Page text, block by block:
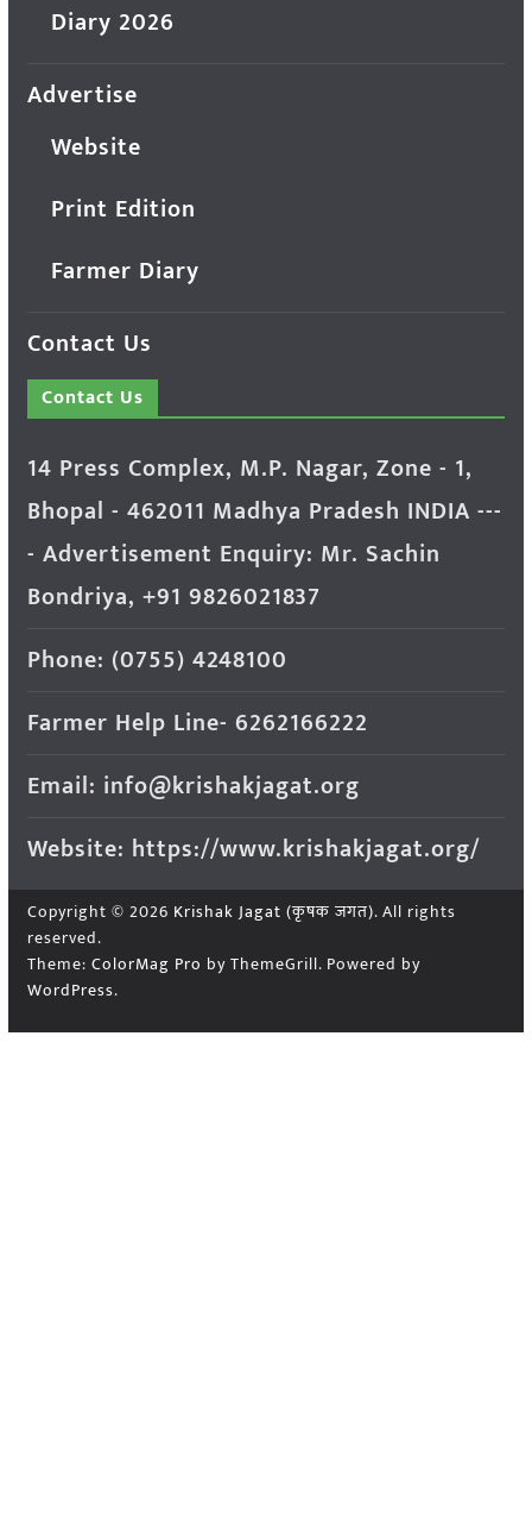
Diary 2026
Advertise
Website
Print Edition
Farmer Diary
Contact Us
Contact Us
14 Press Complex, M.P. Nagar, Zone - 1,
Bhopal - 462011 Madhya Pradesh INDIA ---
- Advertisement Enquiry: Mr. Sachin
Bondriya, +91 9826021837
Phone: (0755) 4248100
Farmer Help Line- 6262166222
Email: info@krishakjagat.org
Website: https://www.krishakjagat.org/
Copyright © 2026 Krishak Jagat (कृषक जगत). All rights
reserved.
Theme: ColorMag Pro by ThemeGrill. Powered by
WordPress.